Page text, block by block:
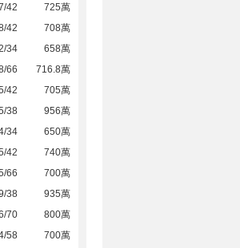
42
725萬
42
708萬
34
658萬
66
716.8萬
42
705萬
38
956萬
34
650萬
42
740萬
66
700萬
38
935萬
70
800萬
58
700萬